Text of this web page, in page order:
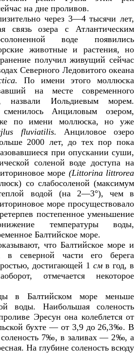
на дне проливов.
через 3—4 тысячи лет,
связь озера с Атлантическим
воде появились
животные и растения, но
получил живущий сейчас
Северного Ледовитого океана
.По имени этого моллюска
на месте современного
назвали Иольдиевым морем.
Анциловым озером,
по имени моллюска, но уже
fluviatilis. Анциловое озеро
2000 лет, до тех пор пока
при опускании суши,
соленой воде доступа на
море (Littorina littrorea
со слабосоленой (максимум
водой (на 2—3°), чем в
море просуществовало
постепенное уменьшение
температуры воды,
Балтийское море.
что Балтийское море и
в северной части его берега
достигающей 1 см в год, в
отмечается некоторое
в Балтийском море меньше
воды. Наибольшая соленость
Эресун она колеблется от
бухте — от 3,9 до 26,3‰. В
соленость 7‰, в заливах — 2‰, а
На глубине соленость всюду